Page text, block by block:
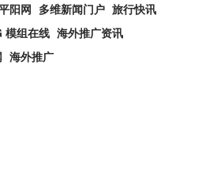
阳网 多维新闻门户 旅行快讯
模组在线 海外推广资讯
海外推广